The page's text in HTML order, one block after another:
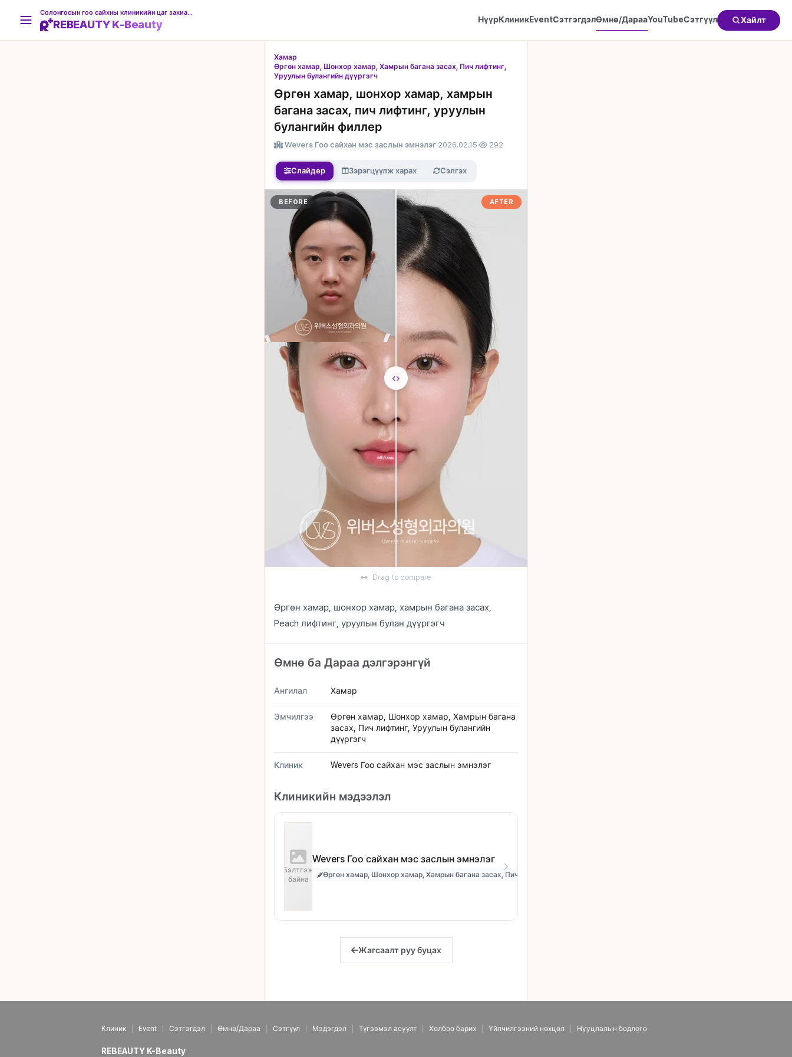
REBEAUTY K-Beauty НүүрКлиникEventСэтгэгдэлӨмнө/ДарааYouTubeСэтгүүл Хайлт
Хамар
Өргөн хамар, Шонхор хамар, Хамрын багана засах, Пич лифтинг,
Уруулын булангийн дүүргэгч
Өргөн хамар, шонхор хамар, хамрын
багана засах, пич лифтинг, уруулын
булангийн филлер
Wevers Гоо сайхан мэс заслын эмнэлэг·2026.02.15· 292
Слайдер Зэрэгцүүлж харах Сэлгэх
AFTER
BEFORE
Drag to compare
Өргөн хамар, шонхор хамар, хамрын багана засах,
Peach лифтинг, уруулын булан дүүргэгч
Өмнө ба Дараа дэлгэрэнгүй
Ангилал Хамар
Эмчилгээ
Өргөн хамар, Шонхор хамар, Хамрын багана
засах, Пич лифтинг, Уруулын булангийн
дүүргэгч
Клиник Wevers Гоо сайхан мэс заслын эмнэлэг
Клиникийн мэдээлэл
Бэлтгэж
байна
Wevers Гоо сайхан мэс заслын эмнэлэг
Өргөн хамар, Шонхор хамар, Хамрын багана засах, Пич лифтинг, Уруулын булангийн дүүргэгч
Жагсаалт руу буцах
Клиник Event Сэтгэгдэл Өмнө/Дараа Сэтгүүл Мэдэгдэл Түгээмэл асуулт Холбоо барих Үйлчилгээний нөхцөл Нууцлалын бодлого
REBEAUTY K-Beauty